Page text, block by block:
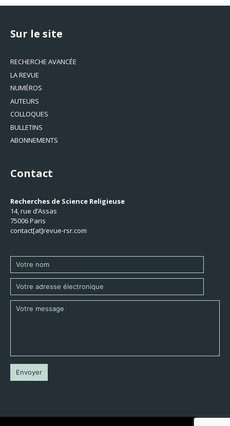
Sur le site
RECHERCHE AVANCÉE
LA REVUE
NUMÉROS
AUTEURS
COLLOQUES
BULLETINS
ABONNEMENTS
Contact
Recherches de Science Religieuse
14, rue d’Assas
75006 Paris
contact[at]revue-rsr.com